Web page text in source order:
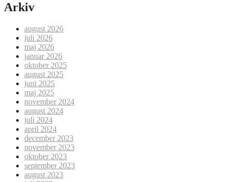
Arkiv
august 2026
juli 2026
maj 2026
januar 2026
oktober 2025
august 2025
juni 2025
maj 2025
november 2024
august 2024
juli 2024
april 2024
december 2023
november 2023
oktober 2023
september 2023
august 2023